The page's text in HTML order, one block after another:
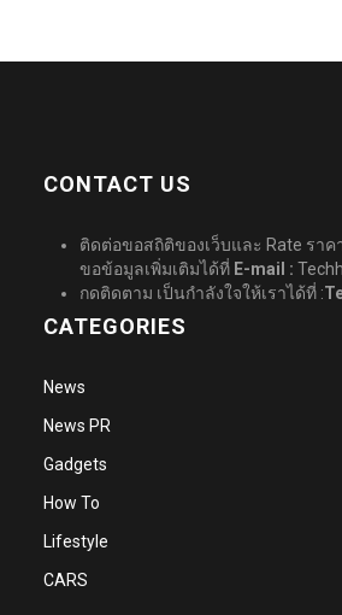
CONTACT US
ติดต่อขอสถิติของเว็บและ Rate รา
ขอข้อมูลเพิ่มเติมได้ที่ E-mail :
กดติดตาม เป็นกำลังใจให้เราได้ที่ :
CATEGORIES
News
News PR
Gadgets
How To
Lifestyle
CARS